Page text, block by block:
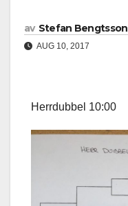
av Stefan Bengtsson
AUG 10, 2017
Herrdubbel 10:00